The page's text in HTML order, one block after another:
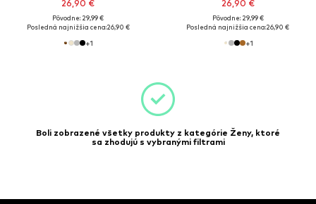
26,90 €
Pôvodne: 29,99 €
Posledná najnižšia cena:26,90 €
+1
26,90 €
Pôvodne: 29,99 €
Posledná najnižšia cena:26,90 €
+1
Boli zobrazené všetky produkty z kategórie Ženy, ktoré
sa zhodujú s vybranými filtrami